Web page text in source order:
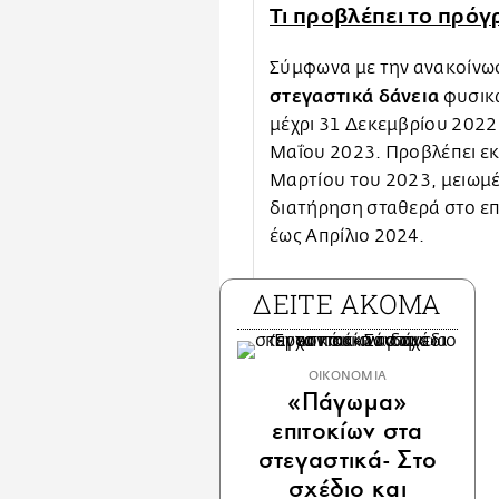
Τι προβλέπει το
Σύμφωνα με την
στεγαστικά δάνεια
μέχρι 31 Δεκεμβρίου
Μαΐου 2023. Προβλέπει
Μαρτίου του 2023,
διατήρηση σταθερά στο
έως Απρίλιο 2024.
ΔΕΙΤΕ ΑΚΟΜΑ
ΟΙΚΟΝΟΜΙΑ
«Πάγωμα»
επιτοκίων στα
στεγαστικά- Στο
σχέδιο και